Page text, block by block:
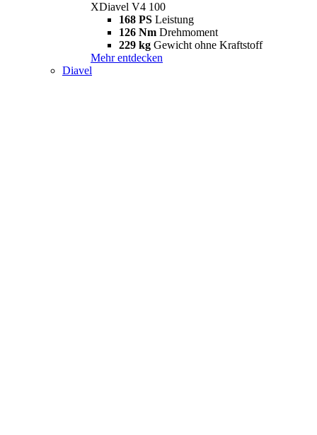
XDiavel V4 100
168 PS Leistung
126 Nm Drehmoment
229 kg Gewicht ohne Kraftstoff
Mehr entdecken
Diavel